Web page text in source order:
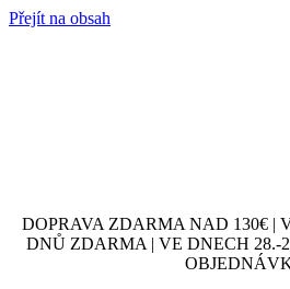
Přejít na obsah
DOPRAVA ZDARMA NAD 130€ |
DNŮ ZDARMA | VE DNECH 28.-